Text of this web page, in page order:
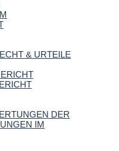
& URTEILE
DER
IM